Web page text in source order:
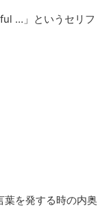
…」というセリフ
葉を発する時の内奥